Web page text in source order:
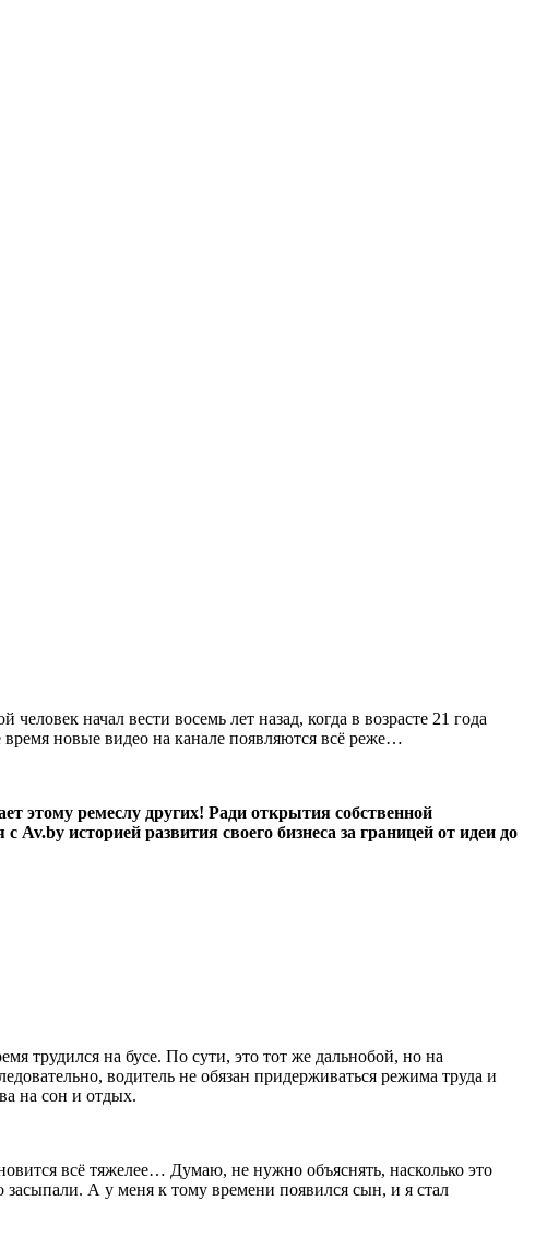
начал вести восемь лет назад, когда в возрасте 21 года
новые видео на канале появляются всё реже…
этому ремеслу других! Ради открытия собственной
историей развития своего бизнеса за границей от идеи до
трудился на бусе. По сути, это тот же дальнобой, но на
водитель не обязан придерживаться режима труда и
на сон и отдых.
всё тяжелее… Думаю, не нужно объяснять, насколько это
засыпали. А у меня к тому времени появился сын, и я стал